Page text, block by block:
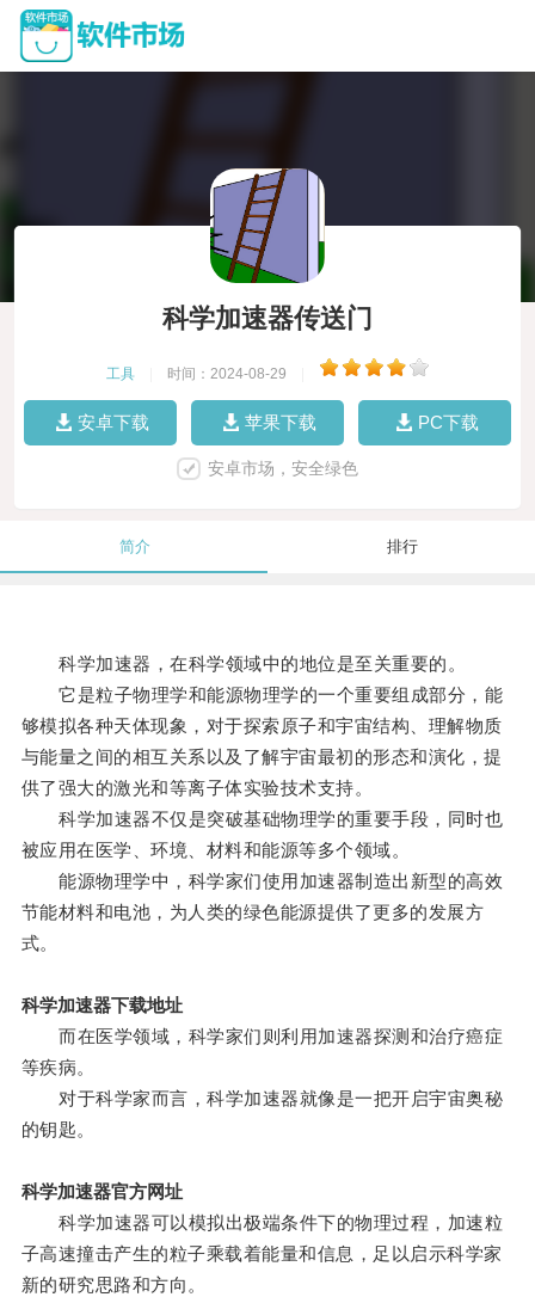
科学加速器传送门
工具 时间：2024-08-29
安卓下载 苹果下载 PC下载
安卓市场，安全绿色
简介 排行
科学加速器，在科学领域中的地位是至关重要的。
它是粒子物理学和能源物理学的一个重要组成部分，能
够模拟各种天体现象，对于探索原子和宇宙结构、理解物质
与能量之间的相互关系以及了解宇宙最初的形态和演化，提
供了强大的激光和等离子体实验技术支持。
科学加速器不仅是突破基础物理学的重要手段，同时也
被应用在医学、环境、材料和能源等多个领域。
能源物理学中，科学家们使用加速器制造出新型的高效
节能材料和电池，为人类的绿色能源提供了更多的发展方
式。
科学加速器下载地址
而在医学领域，科学家们则利用加速器探测和治疗癌症
等疾病。
对于科学家而言，科学加速器就像是一把开启宇宙奥秘
的钥匙。
科学加速器官方网址
科学加速器可以模拟出极端条件下的物理过程，加速粒
子高速撞击产生的粒子乘载着能量和信息，足以启示科学家
新的研究思路和方向。